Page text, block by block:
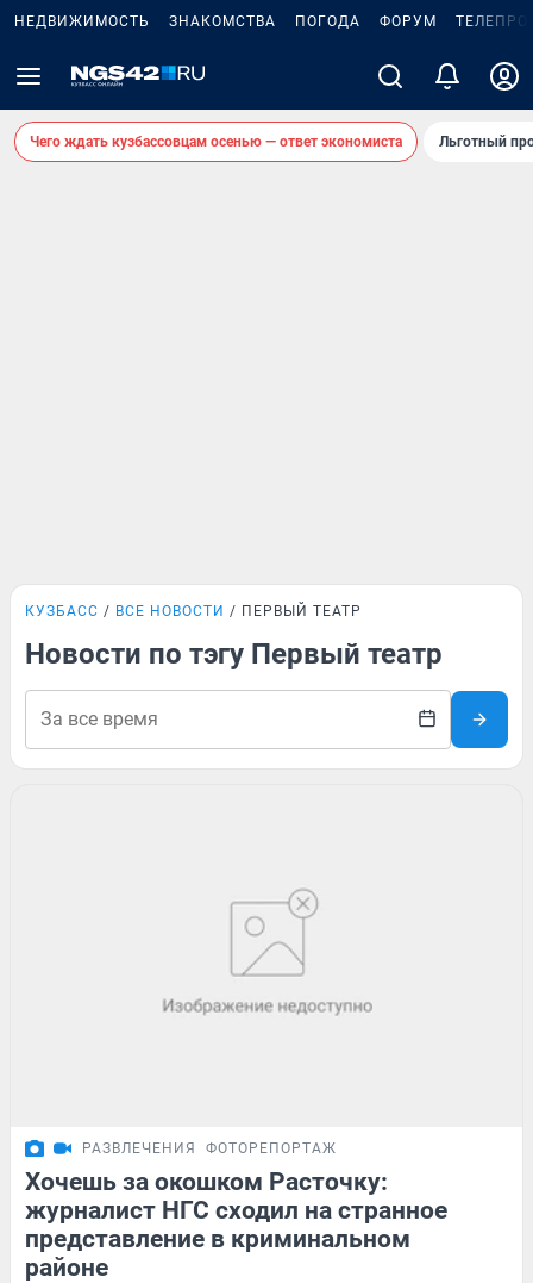
НЕДВИЖИМОСТЬ ЗНАКОМСТВА ПОГОДА ФОРУМ
Чего ждать кузбассовцам осенью — ответ экономиста Льготный
КУЗБАСС ВСЕ НОВОСТИ ПЕРВЫЙ ТЕАТР
Новости по тэгу Первый театр
РАЗВЛЕЧЕНИЯ ФОТОРЕПОРТАЖ
Хочешь за окошком Расточку:
журналист НГС сходил на странное
представление в криминальном
районе